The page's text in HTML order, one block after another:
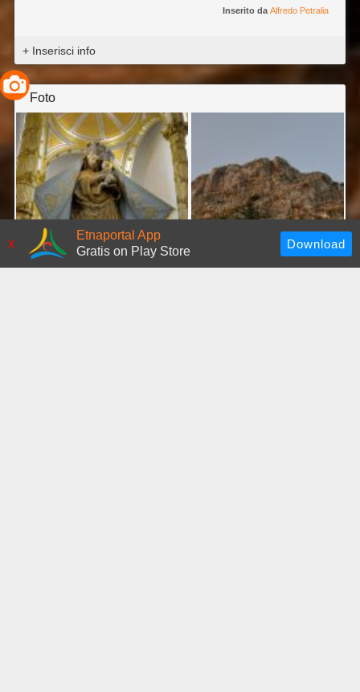
x
Etnaportal App
Gratis on Play Store
Inserito da Alfredo Petralia
+ Inserisci info
Foto
©Alfredo Petralia Alfredo Petralia